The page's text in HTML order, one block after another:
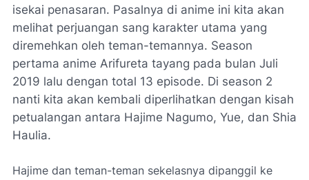
isekai penasaran. Pasalnya di anime ini kita akan
melihat perjuangan sang karakter utama yang
diremehkan oleh teman-temannya. Season
pertama anime Arifureta tayang pada bulan Juli
2019 lalu dengan total 13 episode. Di season 2
nanti kita akan kembali diperlihatkan dengan kisah
petualangan antara Hajime Nagumo, Yue, dan Shia
Haulia.
Hajime dan teman-teman sekelasnya dipanggil ke